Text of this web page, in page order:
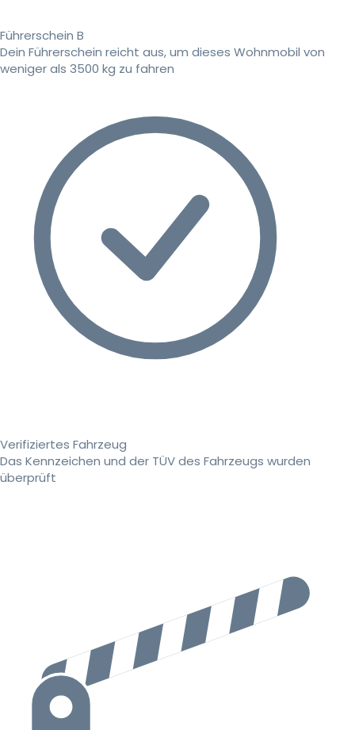
Führerschein B
Dein Führerschein reicht aus, um dieses Wohnmobil von
weniger als 3500 kg zu fahren
Verifiziertes Fahrzeug
Das Kennzeichen und der TÜV des Fahrzeugs wurden
überprüft